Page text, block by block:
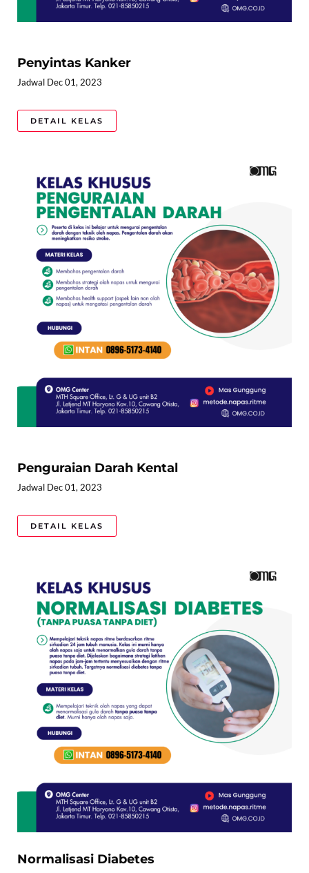
Penyintas Kanker
Jadwal Dec 01, 2023
DETAIL KELAS
Penguraian Darah Kental
Jadwal Dec 01, 2023
DETAIL KELAS
Normalisasi Diabetes